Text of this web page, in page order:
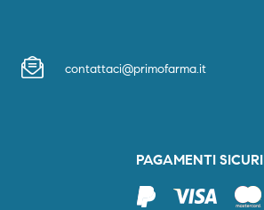
contattaci@primofarma.it
PAGAMENTI SICURI